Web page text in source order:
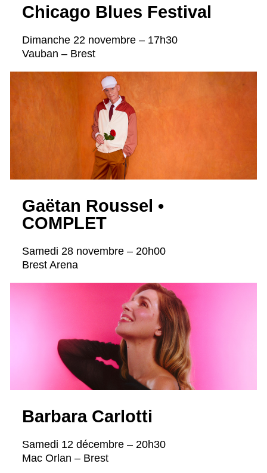
Chicago Blues Festival
Dimanche 22 novembre – 17h30
Vauban – Brest
Gaëtan Roussel •
COMPLET
Samedi 28 novembre – 20h00
Brest Arena
Barbara Carlotti
Samedi 12 décembre – 20h30
Mac Orlan – Brest